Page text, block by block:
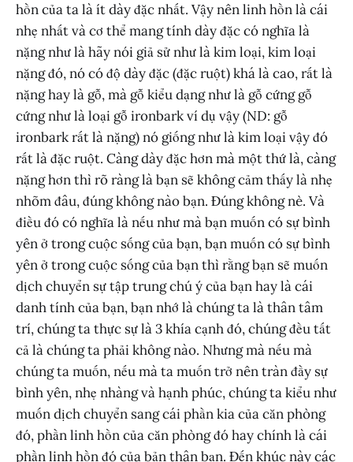
hồn của ta là ít dày đặc nhất. Vậy nên linh hồn là cái
nhẹ nhất và cơ thể mang tính dày đặc có nghĩa là
nặng như là hãy nói giả sử như là kim loại, kim loại
nặng đó, nó có độ dày đặc (đặc ruột) khá là cao, rất là
nặng hay là gỗ, mà gỗ kiểu dạng như là gỗ cứng gỗ
cứng như là loại gỗ ironbark ví dụ vậy (ND: gỗ
ironbark rất là nặng) nó giống như là kim loại vậy đó
rất là đặc ruột. Càng dày đặc hơn mà một thứ là, càng
nặng hơn thì rõ ràng là bạn sẽ không cảm thấy là nhẹ
nhõm đâu, đúng không nào bạn. Đúng không nè. Và
điều đó có nghĩa là nếu như mà bạn muốn có sự bình
yên ở trong cuộc sống của bạn, bạn muốn có sự bình
yên ở trong cuộc sống của bạn thì rằng bạn sẽ muốn
dịch chuyển sự tập trung chú ý của bạn hay là cái
danh tính của bạn, bạn nhớ là chúng ta là thân tâm
trí, chúng ta thực sự là 3 khía cạnh đó, chúng đều tất
cả là chúng ta phải không nào. Nhưng mà nếu mà
chúng ta muốn, nếu mà ta muốn trở nên tràn đầy sự
bình yên, nhẹ nhàng và hạnh phúc, chúng ta kiểu như
muốn dịch chuyển sang cái phần kia của căn phòng
đó, phần linh hồn của căn phòng đó hay chính là cái
phần linh hồn đó của bản thân bạn. Đến khúc này các